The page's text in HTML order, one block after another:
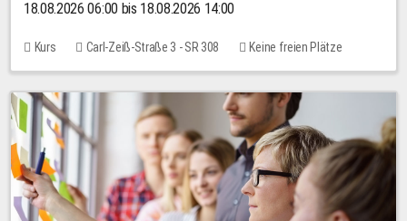
18.08.2026 06:00 bis 18.08.2026 14:00
Kurs Carl-Zeiß-Straße 3 - SR 308 Keine freien Plätze